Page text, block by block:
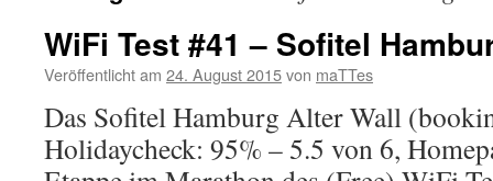
WiFi Test #41 – Sofitel
Veröffentlicht am 24. August 2015von maTTes
Das Sofitel Hamburg Alter Wall
Holidaycheck: 95% – 5.5 von 6,